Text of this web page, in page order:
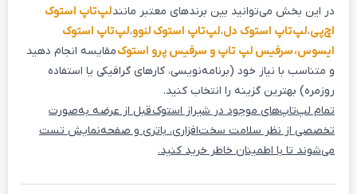
در این بخش می‌توانید بین برندهای معتبر مانندلپ‌تاپ استوک
اچ‌پی،لپ‌تاپ استوک دل،لپ‌تاپ استوک لنوو،لپ‌تاپ استوک
ایسوس،سرفیس لپ تاپ و سرفیس پرو استوکمقایسه انجام دهید
و متناسب با نیاز خود (برنامه‌نویسی، کارهای گرافیکی یا استفاده
روزمره) بهترین گزینه را انتخاب کنید.
تمام لپ‌تاپ‌های موجود در شیراز استوک قبل از عرضه به‌صورت
تخصصی از نظر سلامت سخت‌افزاری، باتری و صفحه‌نمایش تست
می‌شوند تا با اطمینان خاطر خرید کنید.